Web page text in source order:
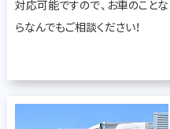
対応可能ですので、お車のことな
らなんでもご相談ください！